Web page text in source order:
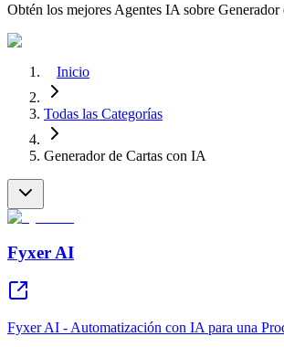
Obtén los mejores Agentes IA sobre
Inicio
Todas las Categorías
Generador de Cartas con IA
Fyxer AI
Fyxer AI - Automatización con IA para una